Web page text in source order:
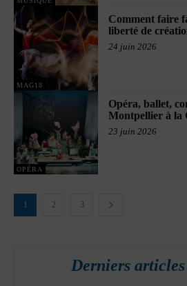
MAG18
Comment faire
liberté de
24 juin 2026
OPÉRA
Opéra, ballet,
Montpellier à la
23 juin 2026
1 2 3
Derniers